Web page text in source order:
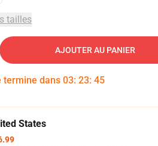
tailles
AJOUTER AU PANIER
termine dans 03: 23: 44
States